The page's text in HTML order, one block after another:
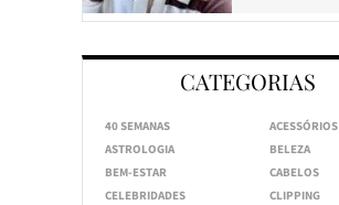
CATEGORIAS
40 SEMANAS
ACESSÓRIOS
ASTROLOGIA
BELEZA
BEM-ESTAR
CABELOS
CELEBRIDADES
CLIPPING